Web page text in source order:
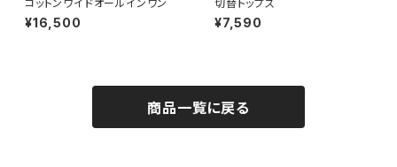
コットンワイドオールインワン
¥16,500
切替トップス
¥7,590
商品一覧に戻る